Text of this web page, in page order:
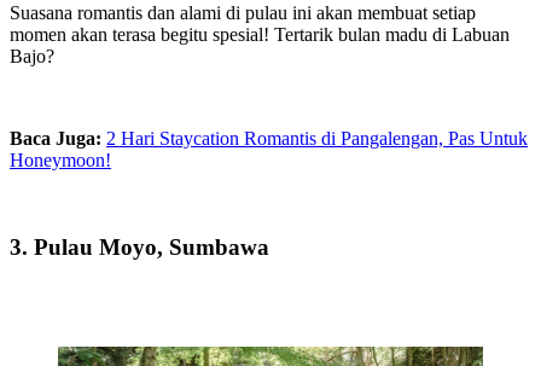
Suasana romantis dan alami di pulau ini akan membuat setiap
momen akan terasa begitu spesial! Tertarik bulan madu di Labuan
Bajo?
Baca Juga: 2 Hari Staycation Romantis di Pangalengan, Pas Untuk
Honeymoon!
3. Pulau Moyo, Sumbawa